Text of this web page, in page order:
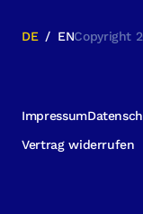
DE / ENCopyright
Impressum
Vertrag widerrufen